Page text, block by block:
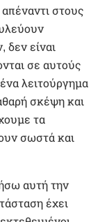
στους
δεν είναι
σε αυτούς
λειτούργημα
σκέψη και
τα
σωστά και
αυτή την
έχει